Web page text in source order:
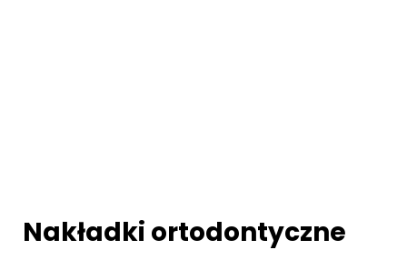
Nakładki ortodontyczne